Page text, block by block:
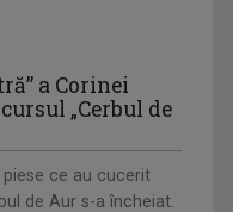
la Europene. În
a Corinei
„Cerbul de
ce au cucerit
de Aur s-a încheiat.